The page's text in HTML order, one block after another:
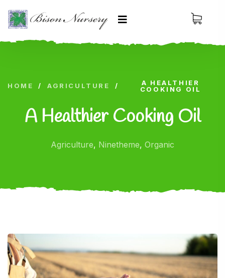
HOME / AGRICULTURE /
A HEALTHIER
COOKING OIL
A Healthier Cooking Oil
Agriculture, Ninetheme, Organic